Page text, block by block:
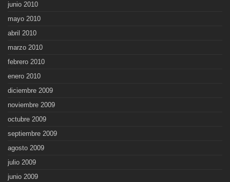
junio 2010
mayo 2010
abril 2010
marzo 2010
febrero 2010
enero 2010
diciembre 2009
noviembre 2009
octubre 2009
septiembre 2009
agosto 2009
julio 2009
junio 2009